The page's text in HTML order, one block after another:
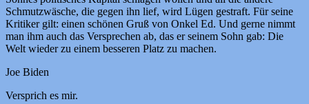
Schmutzwäsche, die gegen ihn lief, wird Lügen gestraft. Für seine
Kritiker gilt: einen schönen Gruß von Onkel Ed. Und gerne nimmt
man ihm auch das Versprechen ab, das er seinem Sohn gab: Die
Welt wieder zu einem besseren Platz zu machen.
Joe Biden
Versprich es mir.